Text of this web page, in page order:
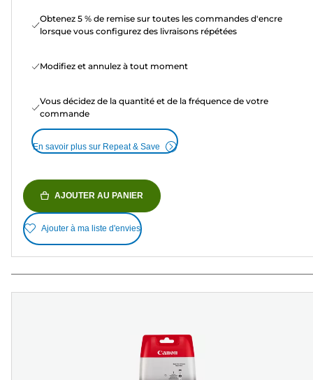
Obtenez 5 % de remise sur toutes les commandes d'encre
lorsque vous configurez des livraisons répétées
Modifiez et annulez à tout moment
Vous décidez de la quantité et de la fréquence de votre
commande
En savoir plus sur Repeat & Save
AJOUTER AU PANIER
Ajouter à ma liste d'envies